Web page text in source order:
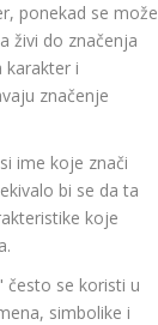
ponekad se može
živi do značenja
karakter i
značenje
ime koje znači
bi se da ta
koje
često se koristi u
simbolike i